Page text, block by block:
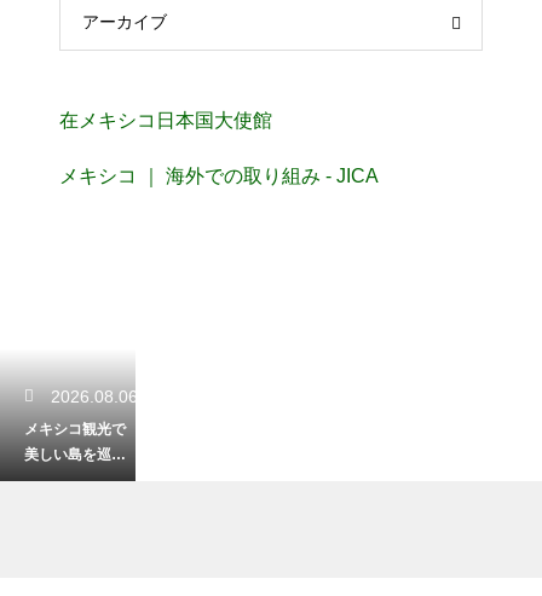
アーカイブ
在メキシコ日本国大使館
メキシコ ｜ 海外での取り組み - JICA
2026.08.06
メキシコ観光で
美しい島を巡
る！カリブ海の